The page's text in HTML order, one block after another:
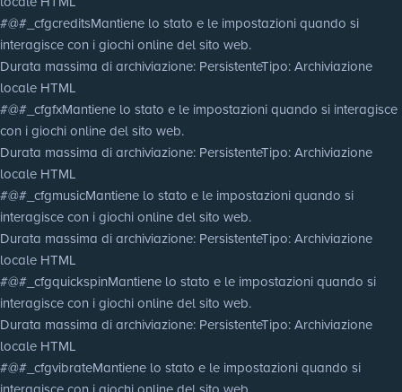
#@#_cfgcreditsMantiene lo stato e le impostazioni quando si
interagisce con i giochi online del sito web.
Durata massima di archiviazione: PersistenteTipo: Archiviazione
locale HTML
#@#_cfgfxMantiene lo stato e le impostazioni quando si interagisce
con i giochi online del sito web.
Durata massima di archiviazione: PersistenteTipo: Archiviazione
locale HTML
#@#_cfgmusicMantiene lo stato e le impostazioni quando si
interagisce con i giochi online del sito web.
Durata massima di archiviazione: PersistenteTipo: Archiviazione
locale HTML
#@#_cfgquickspinMantiene lo stato e le impostazioni quando si
interagisce con i giochi online del sito web.
Durata massima di archiviazione: PersistenteTipo: Archiviazione
locale HTML
#@#_cfgvibrateMantiene lo stato e le impostazioni quando si